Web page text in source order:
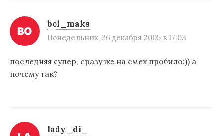
bol_maks
Понедельник, 26 декабря 2005 в 17:03
последняя супер, сразу же на смех пробило:)) а
почему так?
lady_di_